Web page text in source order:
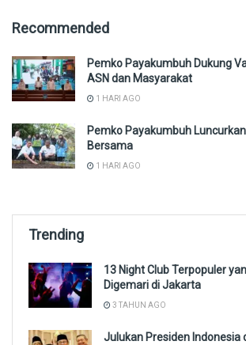
Recommended
Pemko Payakumbuh Dukung
ASN dan Masyarakat
1 HARI AGO
Pemko Payakumbuh
Bersama
1 HARI AGO
Trending
13 Night Club Terpopuler
Digemari di Jakarta
3 TAHUN AGO
Julukan Presiden Indonesia